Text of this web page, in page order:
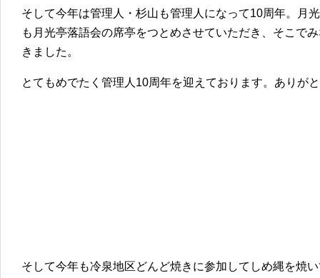
そして今年は管理人・杉山も管理人になって10周年。月
も月光亭落語会の席亭をつとめさせていただき、そこで
きました。
とてもめでたく管理人10周年を迎えております。ありが
そして今年も冷泉地区どんど焼きに参加してしめ縄を焼